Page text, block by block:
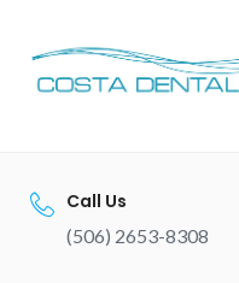
content
Call Us
(506) 2653-8308